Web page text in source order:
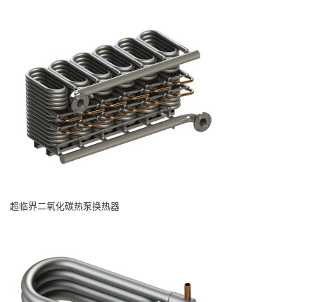
超临界二氧化碳热泵换热器